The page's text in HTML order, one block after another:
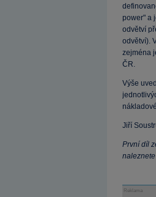
power" a
odvětví
odvětví).
zejména
ČR.
Výše
Jiří
První díl
Reklama